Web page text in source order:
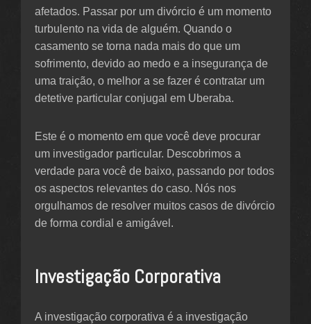
afetados. Passar por um divórcio é um momento
turbulento na vida de alguém. Quando o
casamento se torna nada mais do que um
sofrimento, devido ao medo e a insegurança de
uma traição, o melhor a se fazer é contratar um
detetive particular conjugal em Uberaba.
Este é o momento em que você deve procurar
um investigador particular. Descobrimos a
verdade para você de baixo, passando por todos
os aspectos relevantes do caso. Nós nos
orgulhamos de resolver muitos casos de divórcio
de forma cordial e amigável.
Investigação Corporativa
A investigação corporativa é a investigação